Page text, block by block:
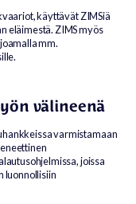
käyttävät ZIMSiä
eläimestä. ZIMS myös
mm.
välineenä
varmistamaan
joissa
luonnollisiin